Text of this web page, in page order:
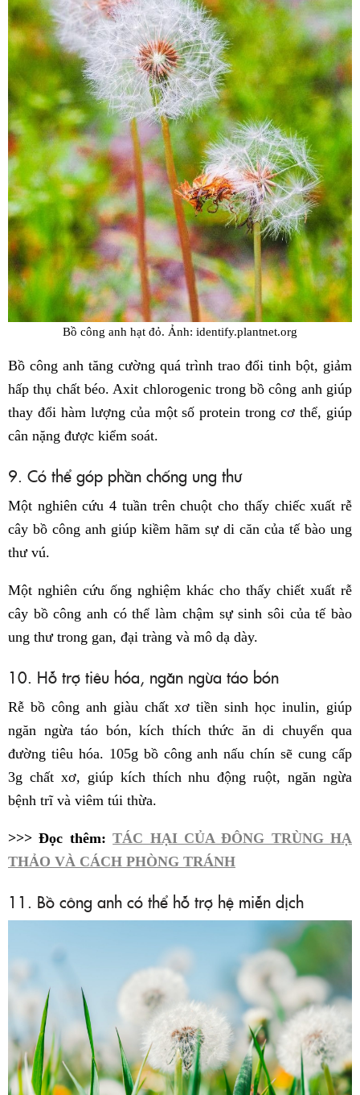
Bồ công anh hạt đỏ. Ảnh: identify.plantnet.org
Bồ công anh tăng cường quá trình trao đổi tinh bột, giảm
hấp thụ chất béo. Axit chlorogenic trong bồ công anh giúp
thay đổi hàm lượng của một số protein trong cơ thể, giúp
cân nặng được kiểm soát.
9. Có thể góp phần chống ung thư
Một nghiên cứu 4 tuần trên chuột cho thấy chiếc xuất rễ
cây bồ công anh giúp kiềm hãm sự di căn của tế bào ung
thư vú.
Một nghiên cứu ống nghiệm khác cho thấy chiết xuất rễ
cây bồ công anh có thể làm chậm sự sinh sôi của tế bào
ung thư trong gan, đại tràng và mô dạ dày.
10. Hỗ trợ tiêu hóa, ngăn ngừa táo bón
Rễ bồ công anh giàu chất xơ tiền sinh học inulin, giúp
ngăn ngừa táo bón, kích thích thức ăn di chuyển qua
đường tiêu hóa. 105g bồ công anh nấu chín sẽ cung cấp
3g chất xơ, giúp kích thích nhu động ruột, ngăn ngừa
bệnh trĩ và viêm túi thừa.
>>> Đọc thêm:TÁC HẠI CỦA ĐÔNG TRÙNG HẠ
THẢO VÀ CÁCH PHÒNG TRÁNH
11. Bồ công anh có thể hỗ trợ hệ miễn dịch